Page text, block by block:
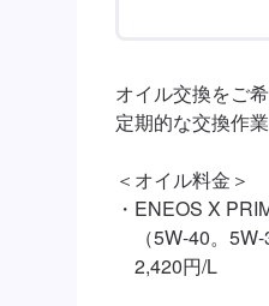
オイル交換をご
定期的な交換作
＜オイル料金＞
・ENEOS X
（5W-40。5W-
2,420円/L